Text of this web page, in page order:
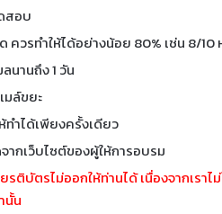
สอบ
วรทำให้ได้อย่างน้อย 80% เช่น 8/10
นานถึง 1 วัน
มล์ขยะ
ำได้เพียงครั้งเดียว
กเว็บไซต์ของผู้ให้การอบรม
ติบัตรไม่ออกให้ท่านได้ เนื่องจากเราไ
นั้น